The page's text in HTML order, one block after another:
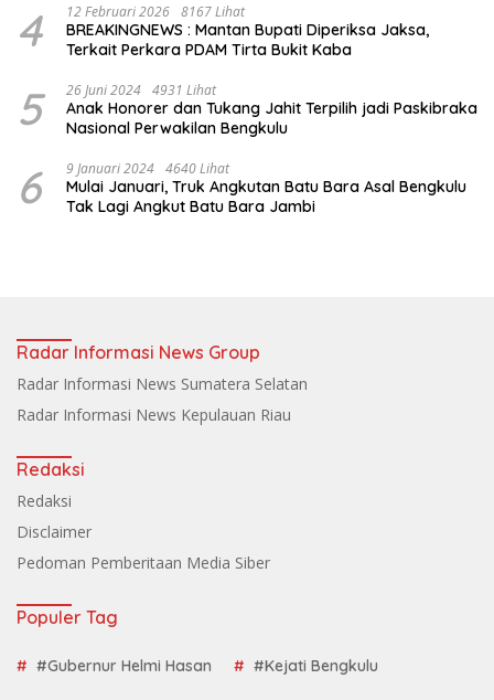
4 12 Februari 2026 8167 Lihat
BREAKINGNEWS : Mantan Bupati Diperiksa Jaksa,
Terkait Perkara PDAM Tirta Bukit Kaba
5 26 Juni 2024 4931 Lihat
Anak Honorer dan Tukang Jahit Terpilih jadi Paskibraka
Nasional Perwakilan Bengkulu
6 9 Januari 2024 4640 Lihat
Mulai Januari, Truk Angkutan Batu Bara Asal Bengkulu
Tak Lagi Angkut Batu Bara Jambi
Radar Informasi News Group
Radar Informasi News Sumatera Selatan
Radar Informasi News Kepulauan Riau
Redaksi
Redaksi
Disclaimer
Pedoman Pemberitaan Media Siber
Populer Tag
#Gubernur Helmi Hasan #Kejati Bengkulu